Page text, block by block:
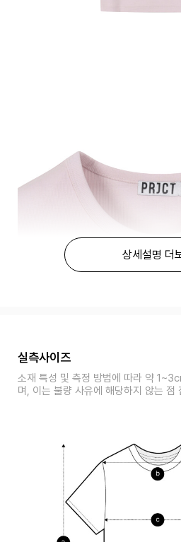
상세설명 더
실측사이즈
소재 특성 및 측정 방법에 따라 약
며, 이는 불량 사유에 해당하지 않는 점